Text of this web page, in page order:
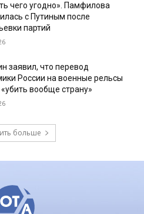
чего угодно». Памфилова
с Путиным после
партий
заявил, что перевод
России на военные рельсы
вообще страну»
больше